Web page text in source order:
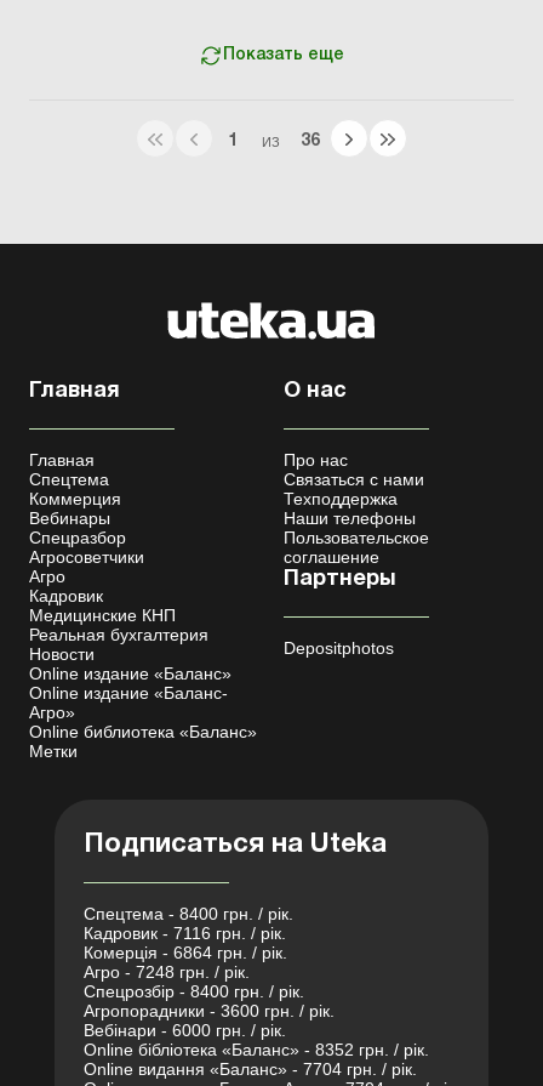
Показать еще
1 ИЗ 36
Главная
Главная
Спецтема
Коммерция
Вебинары
Спецразбор
Агросоветчики
Агро
Кадровик
Медицинские КНП
Реальная бухгалтерия
Новости
Online издание «Баланс»
Online издание «Баланс-
Агро»
Online библиотека «Баланс»
Метки
О нас
Про нас
Связаться с нами
Техподдержка
Наши телефоны
Пользовательское
соглашение
Партнеры
Depositphotos
Подписаться на Uteka
Спецтема - 8400 грн. / рік.
Кадровик - 7116 грн. / рік.
Комерція - 6864 грн. / рік.
Агро - 7248 грн. / рік.
Спецрозбір - 8400 грн. / рік.
Агропорадники - 3600 грн. / рік.
Вебінари - 6000 грн. / рік.
Online бібліотека «Баланс» - 8352 грн. / рік.
Online видання «Баланс» - 7704 грн. / рік.